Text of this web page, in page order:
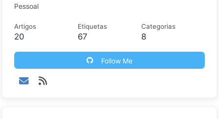
Pessoal
Artigos
20
Etiquetas
67
Categorias
8
Follow Me